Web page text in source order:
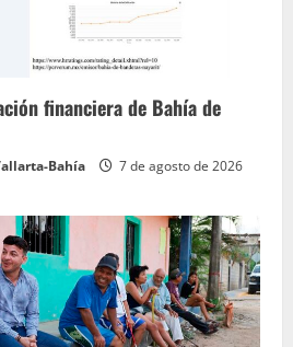
financiera de Bahía de
Bahía 7 de agosto de 2026